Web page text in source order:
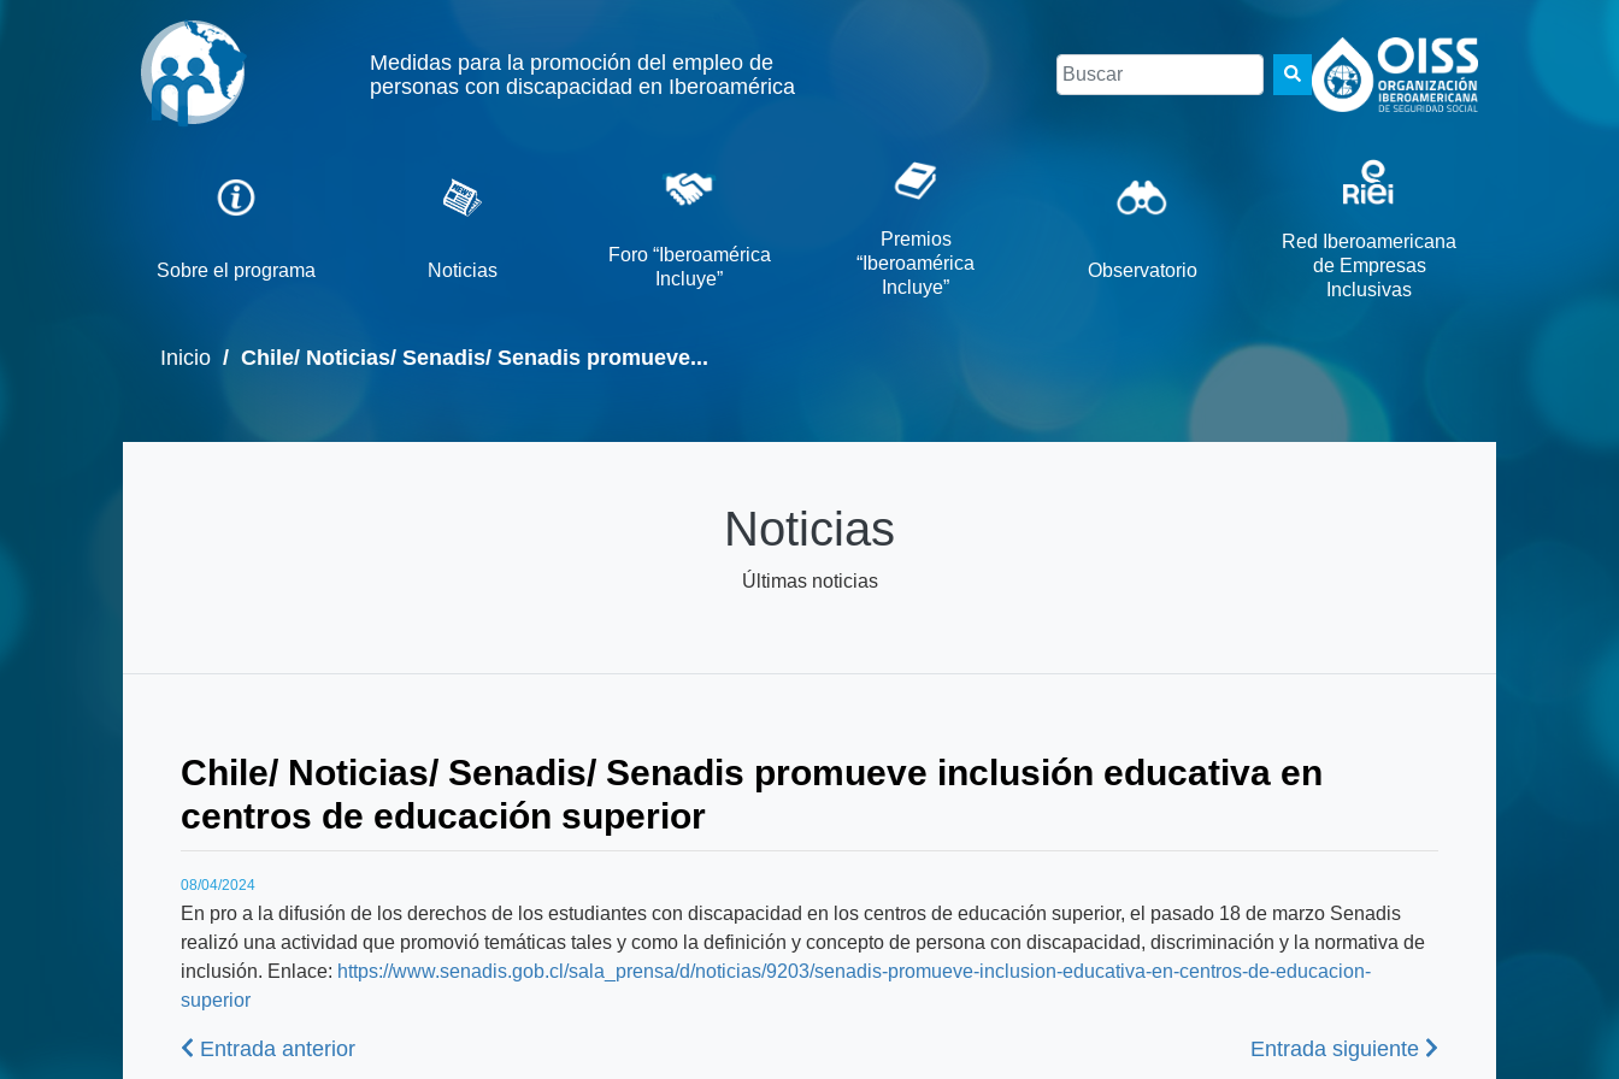
Medidas para la promoción del empleo de
personas con discapacidad en Iberoamérica
Buscar
Sobre el programa Noticias
Foro “Iberoamérica
Incluye”
Premios
“Iberoamérica
Incluye”
Observatorio
Red Iberoamericana
de Empresas
Inclusivas
Inicio / Chile/ Noticias/ Senadis/ Senadis promueve...
Noticias
Últimas noticias
Chile/ Noticias/ Senadis/ Senadis promueve inclusión educativa en
centros de educación superior
08/04/2024
En pro a la difusión de los derechos de los estudiantes con discapacidad en los centros de educación superior, el pasado 18 de marzo Senadis
realizó una actividad que promovió temáticas tales y como la definición y concepto de persona con discapacidad, discriminación y la normativa de
inclusión. Enlace: https://www.senadis.gob.cl/sala_prensa/d/noticias/9203/senadis-promueve-inclusion-educativa-en-centros-de-educacion-
superior
Anterior
Entrada anterior Siguiente
Entrada siguiente